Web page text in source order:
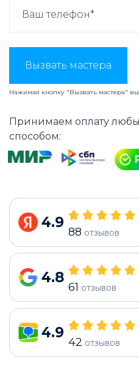
Вызвать мастера
Нажимая кнопку "Вызвать мастера" вы
Принимаем оплату
способом:
4.9
88 отзывов
4.8
61 отзывов
4.9
42 отзывов